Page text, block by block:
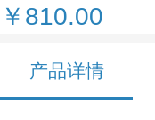
￥810.00
产品详情